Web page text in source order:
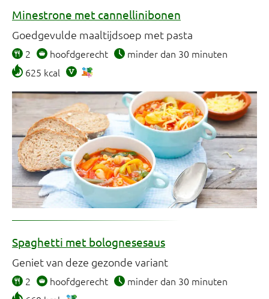
Minestrone met cannellinibonen
Goedgevulde maaltijdsoep met pasta
2 hoofdgerecht
minder dan 30 minuten
625 kcal
Spaghetti met bolognesesaus
Geniet van deze gezonde variant
2 hoofdgerecht
minder dan 30 minuten